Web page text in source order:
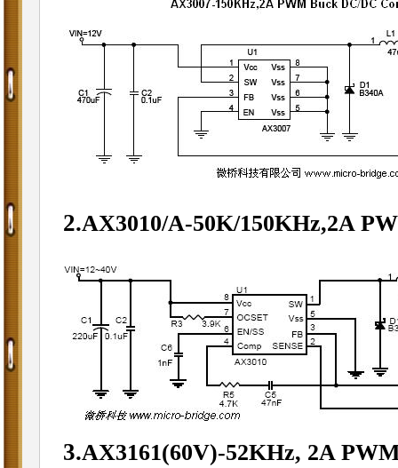
2.AX3010/A-50K/150KHz,2A
3.AX3161(60V)-52KHz, 2A